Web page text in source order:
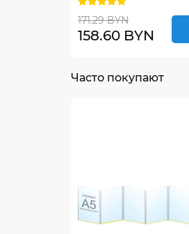
171.29 BYN
158.60 BYN
Часто покупают